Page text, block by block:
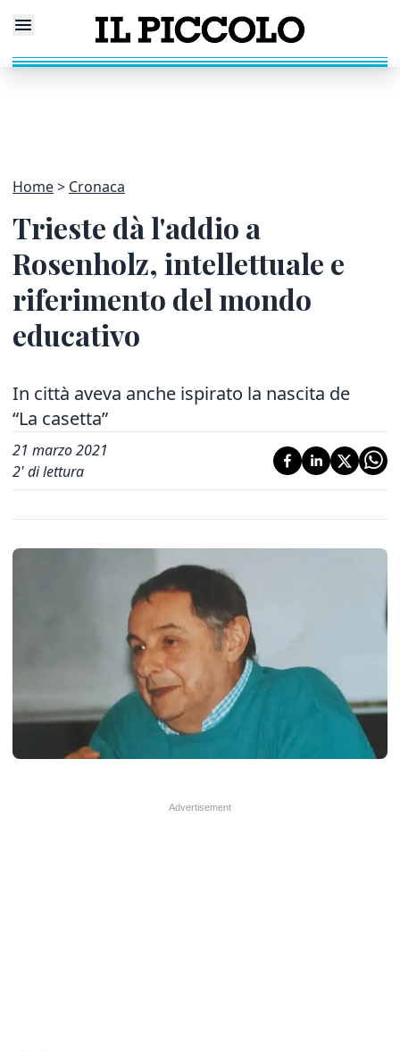
Home Cronaca
Trieste dà l'addio a
Rosenholz, intellettuale e
riferimento del mondo
educativo
In città aveva anche ispirato la nascita de
“La casetta”
21 marzo 2021
2' di lettura